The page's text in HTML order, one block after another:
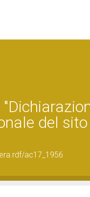
del
ac17_1956